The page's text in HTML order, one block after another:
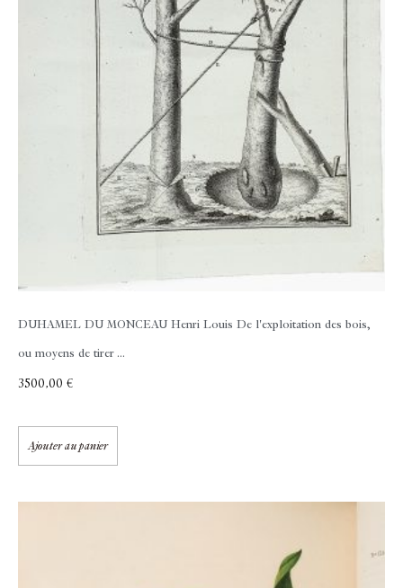
DUHAMEL DU MONCEAU Henri Louis De l'exploitation des bois,
ou moyens de tirer ...
3500,00 €
Ajouter au panier